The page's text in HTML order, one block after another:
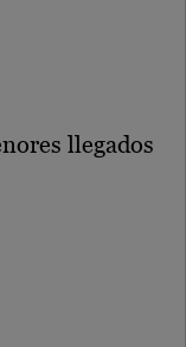
llegados